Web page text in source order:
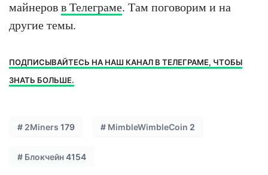
майнеров в Телеграме. Там поговорим и на
другие темы.
ПОДПИСЫВАЙТЕСЬ НА НАШ КАНАЛ В ТЕЛЕГРАМЕ, ЧТОБЫ
ЗНАТЬ БОЛЬШЕ.
# 2Miners 179 # MimbleWimbleCoin 2
# Блокчейн4154